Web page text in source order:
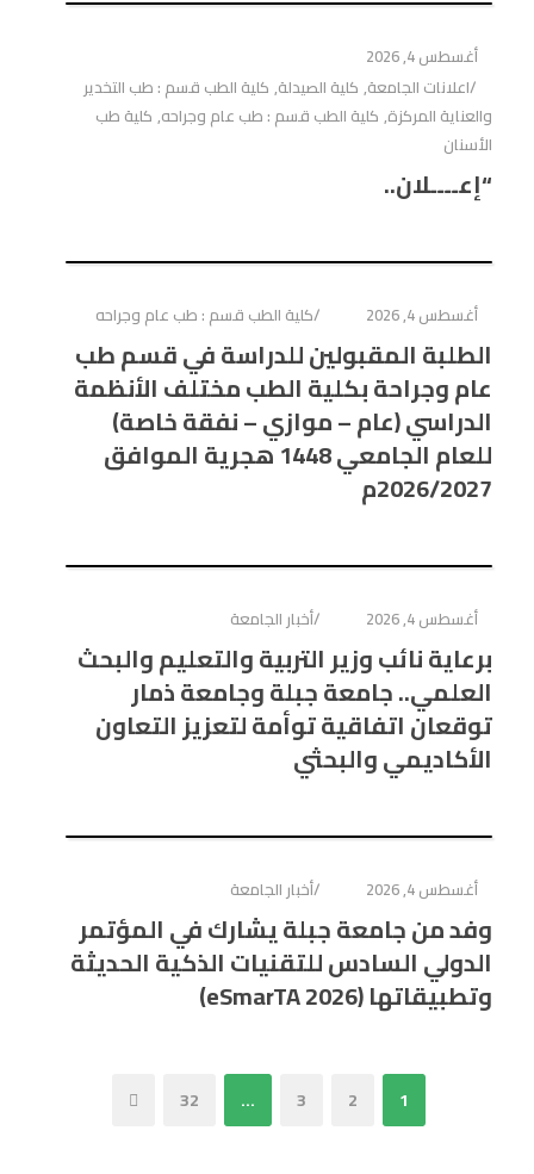
أغسطس 4, 2026
اعلانات الجامعة, كلية الصيدلة, كلية الطب قسم : طب التخدير
والعناية المركزة, كلية الطب قسم : طب عام وجراحه, كلية طب
الأسنان
“إعــــلان..
أغسطس 4, 2026 كلية الطب قسم : طب عام وجراحه
الطلبة المقبولين للدراسة في قسم طب
عام وجراحة بكلية الطب مختلف الأنظمة
الدراسي (عام – موازي – نفقة خاصة)
للعام الجامعي 1448 هجرية الموافق
2026/2027م
أغسطس 4, 2026 أخبار الجامعة
برعاية نائب وزير التربية والتعليم والبحث
العلمي.. جامعة جبلة وجامعة ذمار
توقعان اتفاقية توأمة لتعزيز التعاون
الأكاديمي والبحثي
أغسطس 4, 2026 أخبار الجامعة
وفد من جامعة جبلة يشارك في المؤتمر
الدولي السادس للتقنيات الذكية الحديثة
وتطبيقاتها (eSmarTA 2026)
1
2
3
…
32